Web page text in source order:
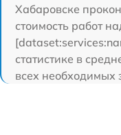
Хабаровске
стоимость работ
статистике в
всех необходимых